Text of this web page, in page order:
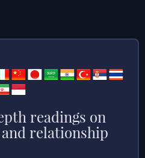
readings on
relationship